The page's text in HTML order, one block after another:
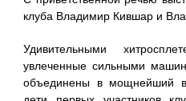
клуба Владимир Кившар и
Удивительными
увлеченные сильными
объединены в мощнейший